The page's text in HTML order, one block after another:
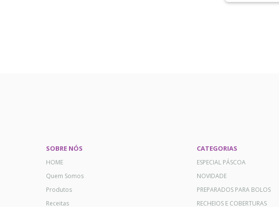
SOBRE NÓS
HOME
Quem Somos
Produtos
Receitas
CATEGORIAS
ESPECIAL PÁSCOA
NOVIDADE
PREPARADOS PARA BOLOS
RECHEIOS E COBERTURAS